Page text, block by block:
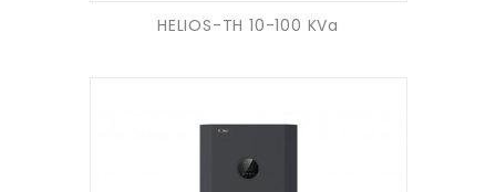
HELIOS-TH 10-100 KVa